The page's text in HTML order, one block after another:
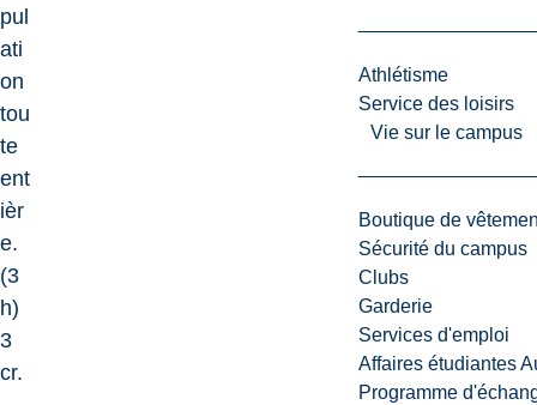
Athlétisme
Service des loisirs
Vie sur le campus
Boutique de
Sécurité du campus
Clubs
Garderie
Services d'emploi
Affaires étudiantes
Programme
pul
ati
on
tou
te
ent
ièr
e.
(3
h)
3
cr.